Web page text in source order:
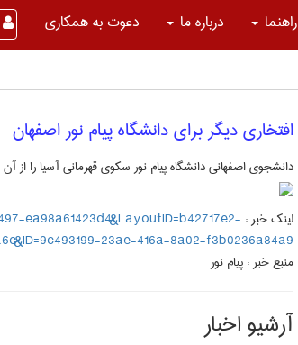
راهنما درباره ما دعوت به همکاری
افتخاری دیگر برای دانشگاه پیام نور اصفهان
دانشجوی اصفهانی دانشگاه پیام نور سکوی قهرمانی آسیا را از
لینک خبر : ea98a61423d4&LayoutID=b42717e2-
23ae-416a-8a02-f3b0236a84a9
منبع خبر :پیام نور
آرشیو اخبار